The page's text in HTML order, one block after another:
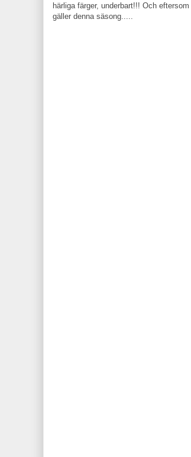
härliga färger, underbart!!! Och
gäller denna säsong.....